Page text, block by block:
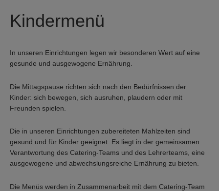
Kindermenü
In unseren Einrichtungen legen wir besonderen Wert auf eine
gesunde und ausgewogene Ernährung.
Die Mittagspause richten sich nach den Bedürfnissen der
Kinder: sich bewegen, sich ausruhen, plaudern oder mit
Freunden spielen.
Die in unseren Einrichtungen zubereiteten Mahlzeiten sind
gesund und für Kinder geeignet. Es liegt in der gemeinsamen
Verantwortung des Catering-Teams und des Lehrerteams, eine
ausgewogene und abwechslungsreiche Ernährung zu bieten.
Die Menüs werden in Zusammenarbeit mit dem Catering-Team